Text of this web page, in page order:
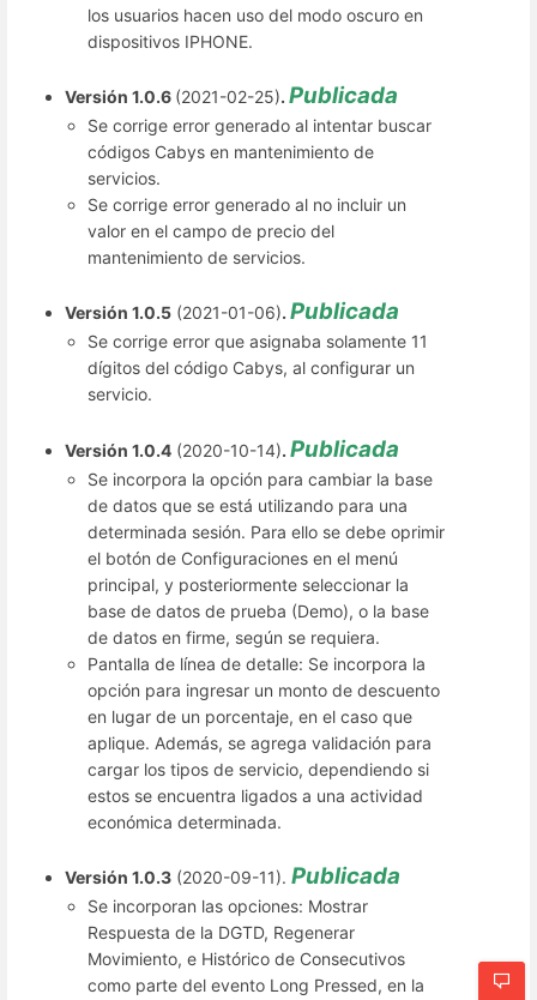
los usuarios hacen uso del modo oscuro en
dispositivos IPHONE.
Versión 1.0.6 (2021-02-25). Publicada
Se corrige error generado al intentar buscar
códigos Cabys en mantenimiento de
servicios.
Se corrige error generado al no incluir un
valor en el campo de precio del
mantenimiento de servicios.
Versión 1.0.5 (2021-01-06). Publicada
Se corrige error que asignaba solamente 11
dígitos del código Cabys, al configurar un
servicio.
Versión 1.0.4 (2020-10-14). Publicada
Se incorpora la opción para cambiar la base
de datos que se está utilizando para una
determinada sesión. Para ello se debe oprimir
el botón de Configuraciones en el menú
principal, y posteriormente seleccionar la
base de datos de prueba (Demo), o la base
de datos en firme, según se requiera.
Pantalla de línea de detalle: Se incorpora la
opción para ingresar un monto de descuento
en lugar de un porcentaje, en el caso que
aplique. Además, se agrega validación para
cargar los tipos de servicio, dependiendo si
estos se encuentra ligados a una actividad
económica determinada.
Versión 1.0.3 (2020-09-11). Publicada
Se incorporan las opciones: Mostrar
Respuesta de la DGTD, Regenerar
Movimiento, e Histórico de Consecutivos
como parte del evento Long Pressed, en la